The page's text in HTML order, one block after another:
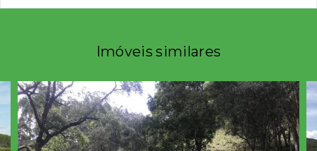
Imóveis similares